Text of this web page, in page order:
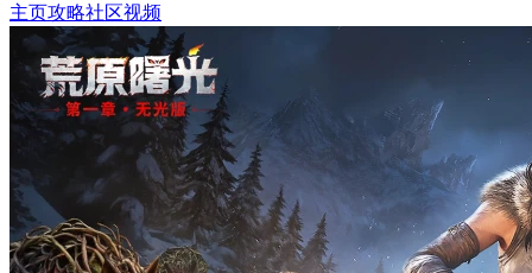
主页攻略社区视频